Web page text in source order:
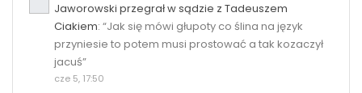
Jaworowski przegrał w sądzie z Tadeuszem
Ciakiem: “Jak się mówi głupoty co ślina na język
przyniesie to potem musi prostować a tak kozaczył
jacuś”
cze 5, 17:50